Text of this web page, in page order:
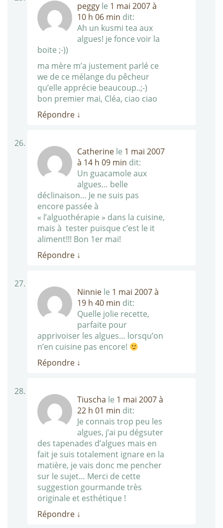
peggy le 1 mai 2007 à
10 h 06 min dit:
Ah un kusmi tea aux
algues! je fonce voir la
boite ;-))
ma mère m’a justement parlé ce
we de ce mélange du pêcheur
qu’elle apprécie beaucoup..;-)
bon premier mai, Cléa, ciao ciao
Répondre ↓
Catherine le 1 mai 2007
à 14 h 09 min dit:
Un guacamole aux
algues… belle
déclinaison… Je ne suis pas
encore passée à
« l’alguothérapie » dans la cuisine,
mais à tester puisque c’est le it
aliment!!! Bon 1er mai!
Répondre ↓
Ninnie le 1 mai 2007 à
19 h 40 min dit:
Quelle jolie recette,
parfaite pour
apprivoiser les algues… lorsqu’on
n’en cuisine pas encore!
Répondre ↓
Tiuscha le 1 mai 2007 à
22 h 01 min dit:
Je connais trop peu les
algues, j’ai pu dégsuter
des tapenades d’algues mais en
fait je suis totalement ignare en la
matière, je vais donc me pencher
sur le sujet… Merci de cette
suggestion gourmande très
originale et esthétique !
Répondre ↓